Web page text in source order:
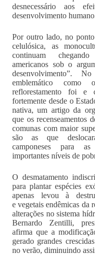
desnecessário aos
desenvolvimento
Por outro lado, no
celulósica, as
continuam
americanos sob o
desenvolvimento”.
emblemático
reflorestamento foi e
fortemente desde o
nativa, um artigo da
que os recenseamentos
comunas com maior
são as que
camponeses para
importantes níveis de
O desmatamento
para plantar espécies
apenas levou à
e vegetais endêmicas da
alterações no sistema
Bernardo Zentilli,
afirma que a
gerado grandes
no verão, diminuindo